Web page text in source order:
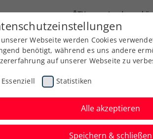
ÖTV
Ausbildung Services
Webseite werden Cookies
benötigt, während es uns andere
auf unserer Webseite zu
Essenziell Statistiken
Alle akzeptieren
Speichern & schließen